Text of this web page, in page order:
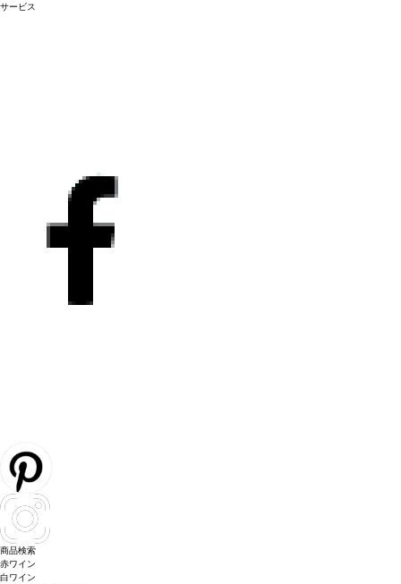
サービス
商品検索
赤ワイン
白ワイン